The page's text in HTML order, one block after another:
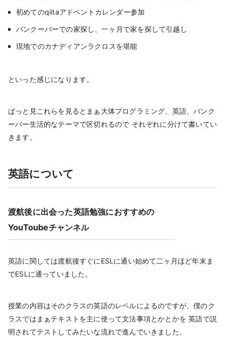
初めてのqiitaアドベントカレンダー参加
バンクーバーでの家探し、一ヶ月で家を探して引越し
現地でのカナディアンラクロスを堪能
といった感じになります。
ぱっと見これらを見るとまぁ大体プログラミング、英語、バンク
ーバー生活的なテーマで区切れるので それぞれに分けて書いてい
きます。
英語について
渡航後に出会った英語勉強におすすめの
YouToubeチャンネル
英語に関しては渡航後すぐにESLに通い始めて二ヶ月ほど年末ま
でESLに通っていました。
授業の内容はそのクラスの英語のレベルによるのですが、僕のク
ラスではまぁテキストを主に使って文法事項とかとかを 英語で説
明されてテストしてみたいな流れで進んでいきました。